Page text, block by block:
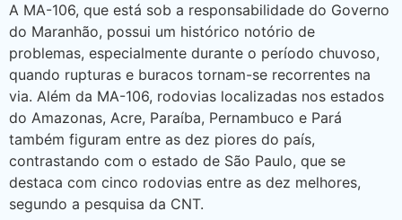
A MA-106, que está sob a responsabilidade do Governo
do Maranhão, possui um histórico notório de
problemas, especialmente durante o período chuvoso,
quando rupturas e buracos tornam-se recorrentes na
via. Além da MA-106, rodovias localizadas nos estados
do Amazonas, Acre, Paraíba, Pernambuco e Pará
também figuram entre as dez piores do país,
contrastando com o estado de São Paulo, que se
destaca com cinco rodovias entre as dez melhores,
segundo a pesquisa da CNT.